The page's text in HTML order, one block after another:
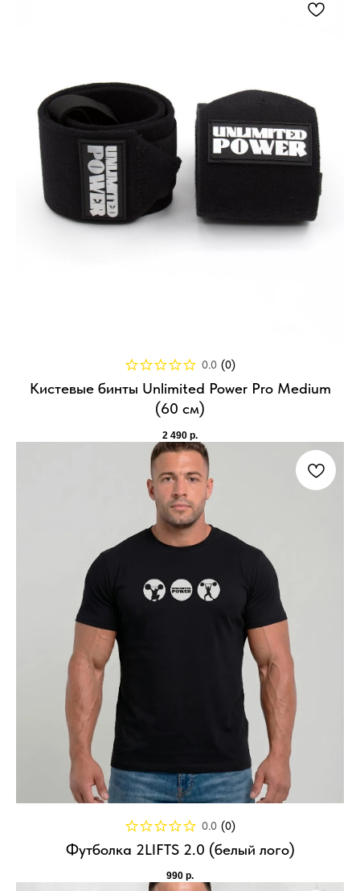
0.0 (0)
Кистевые бинты Unlimited Power Pro Medium
(60 см)
2 490 р.
0.0 (0)
Футболка 2LIFTS 2.0 (белый лого)
990 р.